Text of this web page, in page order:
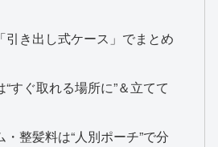
き出し式ケース」でまとめ
すぐ取れる場所に”＆立てて
整髪料は“人別ポーチ”で分